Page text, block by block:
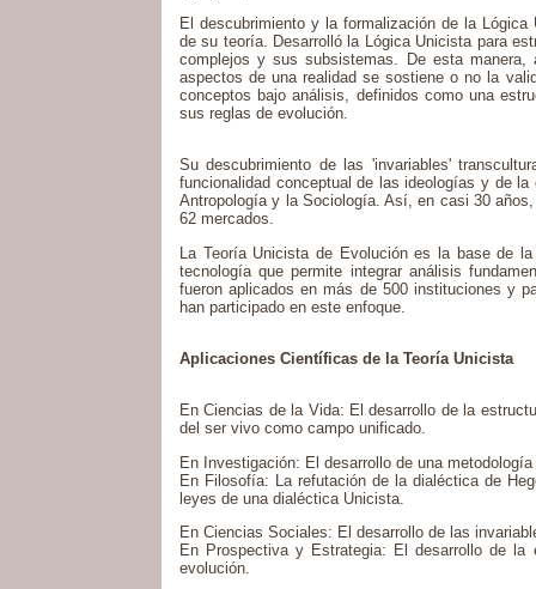
El descubrimiento y la formalización de la
de su teoría.
Desarrolló la Lógica Unicista para
complejos y sus subsistemas. De esta
aspectos de una realidad se sostiene o no la
conceptos bajo análisis, definidos como una
sus reglas de evolución.
Su descubrimiento de las 'invariables'
funcionalidad conceptual de las ideologías y de
Antropología y la Sociología. Así, en casi 30
62 mercados.
La Teoría Unicista de Evolución es la base de
tecnología que permite integrar análisis
fueron aplicados en más de 500 instituciones y
han participado en este enfoque.
Aplicaciones Científicas de la Teoría Unicista
En Ciencias de la Vida: El desarrollo de la
del ser vivo como campo unificado.
En Investigación: El desarrollo de una
En Filosofía: La refutación de la dialéctica de
leyes de una dialéctica Unicista.
En Ciencias Sociales: El desarrollo de las
En Prospectiva y Estrategia: El desarrollo de
evolución.